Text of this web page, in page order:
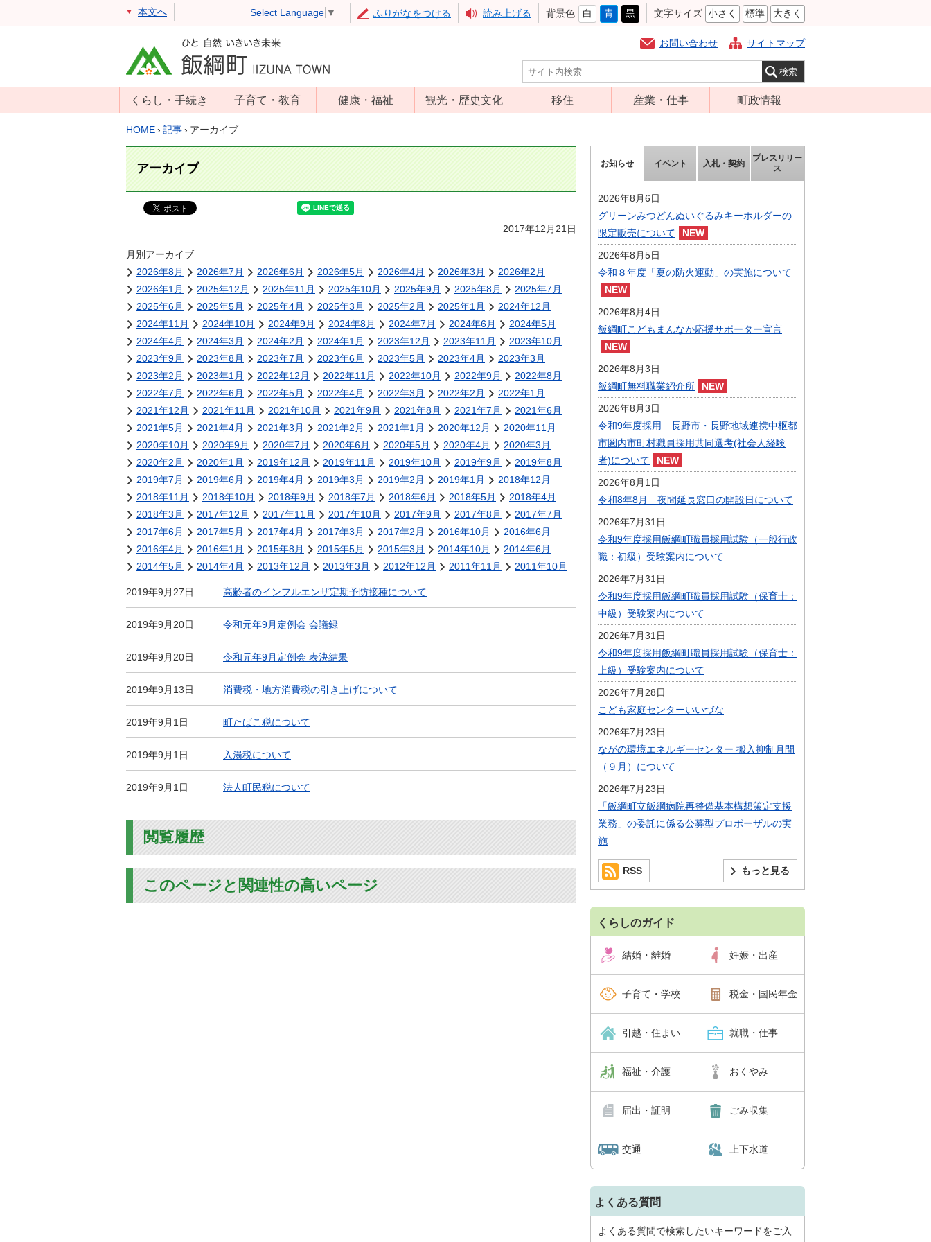
本文へ Select Language ▼ ふりがなをつける 読み上げる 背景色 白 青 黒 文字サイズ 小さく 標準 大きく
お問い合わせ サイトマップ
くらし・手続き
戸籍・住民票・
住民登録
マイナンバー
消防・防災
年金・保険
税金
住まい・土地
環境・ゴミ
上下水道
交通・道路
安全・防犯
ペット・動物
相談窓口
子育て・教育
年齢別子育て情
生涯学習
学校教育・奨学
金
人権・平和啓発
学校給食
児童クラブ
飯綱町コミュニ
ティスクール
健康・福祉
高齢者福祉
障害福祉
保健・医療
食育
観光・歴史文化
アップルミュー
文化財
移住 産業・仕事
就労支援
農林業振興
届出・証明・法
令・規制
企業の税金
入札・契約
指定管理者制度
人材募集
町政情報
組織案内
庁舎案内
ふるさと納税
人事・職員募集
まちづくり
庁舎建設
HOME› 記事› アーカイブ
アーカイブ
2017年12月21日
月別アーカイブ
2026年8月
2026年7月 2026年6月 2026年5月 2026年4月 2026年3月
2026年2月
2026年1月
2025年12月 2025年11月 2025年10月 2025年9月 2025年8月
2025年7月
2025年6月
2025年5月 2025年4月 2025年3月 2025年2月 2025年1月
2024年12月
2024年11月
2024年10月 2024年9月 2024年8月 2024年7月 2024年6月
2024年5月
2024年4月
2024年3月 2024年2月 2024年1月 2023年12月 2023年11月
2023年10月
2023年9月
2023年8月 2023年7月 2023年6月 2023年5月 2023年4月
2023年3月
2023年2月
2023年1月 2022年12月 2022年11月 2022年10月 2022年9月
2022年8月
2022年7月
2022年6月 2022年5月 2022年4月 2022年3月 2022年2月
2022年1月
2021年12月
2021年11月 2021年10月 2021年9月 2021年8月 2021年7月
2021年6月
2021年5月
2021年4月 2021年3月 2021年2月 2021年1月 2020年12月
2020年11月
2020年10月
2020年9月 2020年7月 2020年6月 2020年5月 2020年4月
2020年3月
2020年2月
2020年1月 2019年12月 2019年11月 2019年10月 2019年9月
2019年8月
2019年7月
2019年6月 2019年4月 2019年3月 2019年2月 2019年1月
2018年12月
2018年11月
2018年10月 2018年9月 2018年7月 2018年6月 2018年5月
2018年4月
2018年3月
2017年12月 2017年11月 2017年10月 2017年9月 2017年8月
2017年7月
2017年6月
2017年5月 2017年4月 2017年3月 2017年2月 2016年10月
2016年6月
2016年4月
2016年1月 2015年8月 2015年5月 2015年3月 2014年10月
2014年6月
2014年5月
2014年4月 2013年12月 2013年3月 2012年12月 2011年11月 2011年10月
2019年9月27日 高齢者のインフルエンザ定期予防接種について
2019年9月20日 令和元年9月定例会 会議録
2019年9月20日 令和元年9月定例会 表決結果
2019年9月13日 消費税・地方消費税の引き上げについて
2019年9月1日 町たばこ税について
2019年9月1日 入湯税について
2019年9月1日 法人町民税について
閲覧履歴
このページと関連性の高いページ
お知らせ イベント 入札・契約
プレスリリー
ス
2026年8月6日
グリーンみつどんぬいぐるみキーホルダーの
限定販売について
2026年8月5日
令和８年度「夏の防火運動」の実施について
2026年8月4日
飯綱町こどもまんなか応援サポーター宣言
2026年8月3日
飯綱町無料職業紹介所
2026年8月3日
令和9年度採用 長野市・長野地域連携中枢都
市圏内市町村職員採用共同選考(社会人経験
者)について
2026年8月1日
令和8年8月 夜間延長窓口の開設日について
2026年7月31日
令和9年度採用飯綱町職員採用試験（一般行政
職：初級）受験案内について
2026年7月31日
令和9年度採用飯綱町職員採用試験（保育士：
中級）受験案内について
2026年7月31日
令和9年度採用飯綱町職員採用試験（保育士：
上級）受験案内について
2026年7月28日
こども家庭センターいいづな
2026年7月23日
ながの環境エネルギーセンター 搬入抑制月間
（９月）について
2026年7月23日
「飯綱町立飯綱病院再整備基本構想策定支援
業務」の委託に係る公募型プロポーザルの実
施
もっと見る
RSS
くらしのガイド
結婚・離婚 妊娠・出産
子育て・学校 税金・国民年金
引越・住まい 就職・仕事
福祉・介護 おくやみ
届出・証明 ごみ収集
交通 上下水道
よくある質問
よくある質問で検索したいキーワードをご入